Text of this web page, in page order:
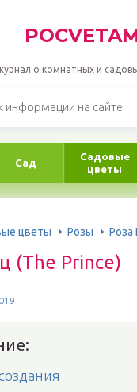
о комнатных и
Сад
Садовые
цветы
цветы Розы Роза
(The Prince)